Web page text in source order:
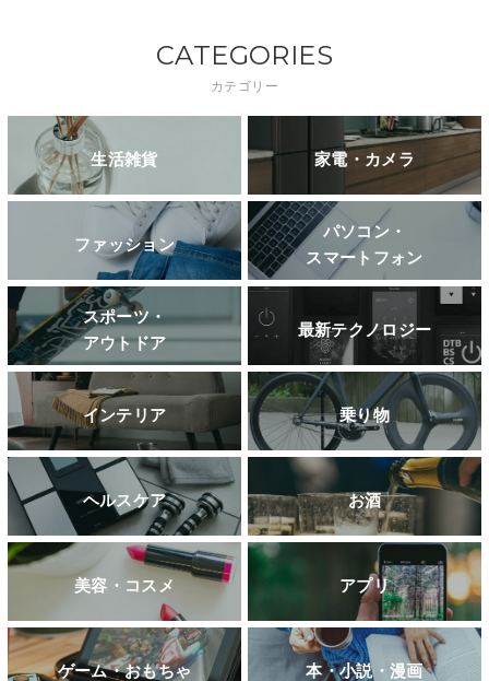
CATEGORIES
カテゴリー
生活雑貨 家電・カメラ
ファッション
パソコン・
スマートフォン
スポーツ・
アウトドア
最新テクノロジー
インテリア 乗り物
ヘルスケア お酒
美容・コスメ アプリ
ゲーム・おもちゃ 本・小説・漫画